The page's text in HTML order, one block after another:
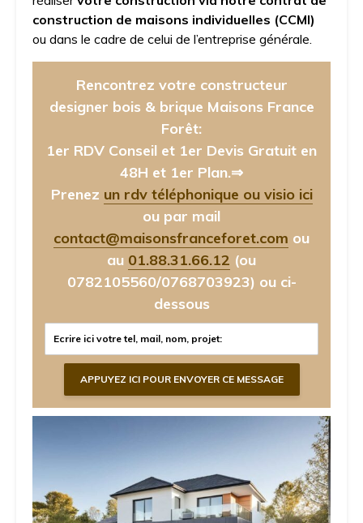
construction de maisons individuelles (CCMI)
ou dans le cadre de celui de l’entreprise générale.
Rencontrez votre constructeur
designer bois & brique Maisons France
Forêt:
1er RDV Conseil et 1er Devis Gratuit en
48H et 1er Plan.⇒
Prenez un rdv téléphonique ou visio ici
ou par mail
contact@maisonsfranceforet.com ou
au 01.88.31.66.12 (ou
0782105560/0768703923) ou ci-
dessous